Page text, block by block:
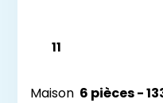
11
Maison 6 pièces -